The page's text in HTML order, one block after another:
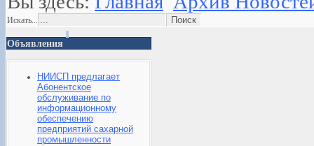
Искать...
Объявления
НИИСП предлагает
Абонентское
обслуживание по
информационному
обеспечению
предприятий сахарной
промышленности